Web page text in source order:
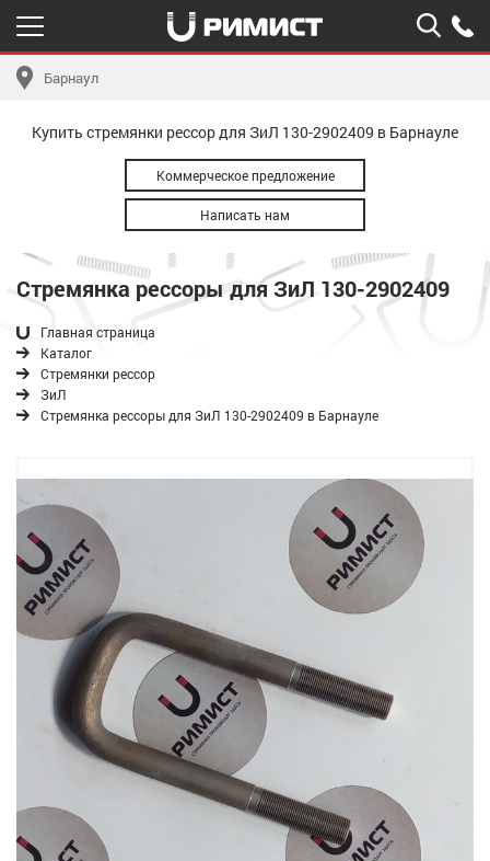
Барнаул
Купить стремянки рессор для ЗиЛ 130-2902409 в Барнауле
Коммерческое предложение
Написать нам
Стремянка рессоры для ЗиЛ 130-2902409
Главная страница
Каталог
Стремянки рессор
ЗиЛ
Стремянка рессоры для ЗиЛ 130-2902409 в Барнауле